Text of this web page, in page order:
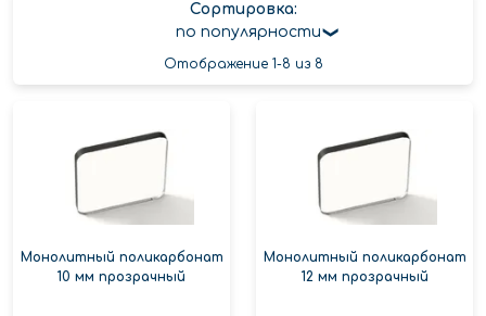
Сортировка:
по популярности
Отображение 1-8 из 8
Монолитный поликарбонат
10 мм прозрачный
Монолитный поликарбонат
12 мм прозрачный